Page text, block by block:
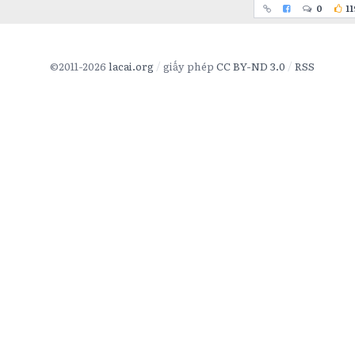
0
©2011-2026 lacai.org giấy phép CC BY-ND 3.0 RSS